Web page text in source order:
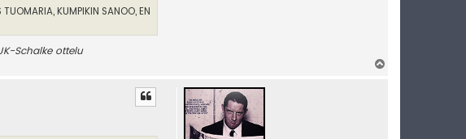
KUMPIKIN SANOO, EN
Schalke ottelu